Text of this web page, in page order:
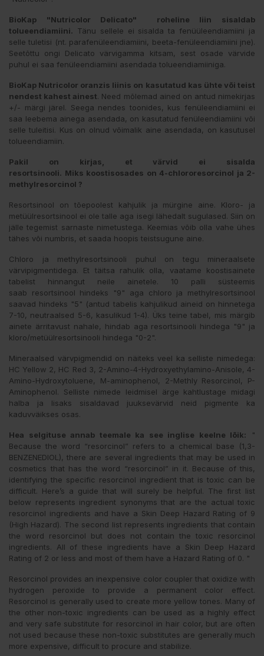
BioKap "Nutricolor Delicato" roheline liin sisaldab
tolueendiamiini. Tänu sellele ei sisalda ta fenüüleendiamiini ja
selle tuletisi (nt. parafenüleendiamiini, beeta-fenüleendiamiini jne).
Seetõttu ongi Delicato värvigamma kitsam, sest osade värvide
puhul ei saa fenüleendiamiini asendada tolueendiamiiniga.
BioKap Nutricolor oranzis liinis on kasutatud kas ühte või teist
nendest kahest ainest. Need mõlemad ained on antud nimekirjas
+/- märgi järel. Seega nendes toonides, kus fenüleendiamiini ei
saa leebema ainega asendada, on kasutatud fenüleendiamiini või
selle tuleitisi. Kus on olnud võimalik aine asendada, on kasutusel
tolueendiamiin.
Pakil on kirjas, et värvid ei sisalda
resortsinooli. Miks koostisosades on 4-chlororesorcinol ja 2-
methylresorcinol ?
Resortsinool on tõepoolest kahjulik ja mürgine aine. Kloro- ja
metüülresortsinool ei ole talle aga isegi lähedalt sugulased. Siin on
jälle tegemist sarnaste nimetustega. Keemias võib olla vahe ühes
tähes või numbris, et saada hoopis teistsugune aine.
Chloro ja methylresortsinooli puhul on tegu mineraalsete
värvipigmentidega. Et täitsa rahulik olla, vaatame koostisainete
tabelist hinnangut neile ainetele. 10 palli süsteemis
saab resortsinool hindeks "9" aga chloro ja methylresortsinool
saavad hindeks "5" (antud tabelis kahjulikud aineid on hinnetega
7-10, neutraalsed 5-6, kasulikud 1-4). Üks teine tabel, mis märgib
ainete ärritavust nahale, hindab aga resortsinooli hindega "9" ja
kloro/metüülresortsinooli hindega "0-2".
Mineraalsed värvpigmendid on näiteks veel ka selliste nimedega:
HC Yellow 2, HC Red 3, 2-Amino-4-Hydroxyethylamino-Anisole, 4-
Amino-Hydroxytoluene, M-aminophenol, 2-Methly Resorcinol, P-
Aminophenol. Selliste nimede leidmisel ärge kahtlustage midagi
halba ja lisaks sisaldavad juuksevärvid neid pigmente ka
kaduvväikses osas.
Hea selgituse annab teemale ka see inglise keelne lõik: "
Because the word “resorcinol” refers to a chemical base (1,3-
BENZENEDIOL), there are several ingredients that may be used in
cosmetics that has the word “resorcinol” in it. Because of this,
identifying the specific resorcinol ingredient that is toxic can be
difficult. Here’s a guide that will surely be helpful. The first list
below represents ingredient synonyms that are the actual toxic
resorcinol ingredients and have a Skin Deep Hazard Rating of 9
(High Hazard). The second list represents ingredients that contain
the word resorcinol but does not contain the toxic resorcinol
ingredients. All of these ingredients have a Skin Deep Hazard
Rating of 2 or less and most of them have a Hazard Rating of 0. "
Resorcinol provides an inexpensive color coupler that oxidize with
hydrogen peroxide to provide a permanent color effect.
Resorcinol is generally used to create more yellow tones. Many of
the other non-toxic ingredients can be used as a highly effect
and very safe substitute for resorcinol in hair color, but are often
not used because these non-toxic substitutes are generally much
more expensive, difficult to procure and stabilize.